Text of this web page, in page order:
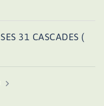
31 CASCADES (